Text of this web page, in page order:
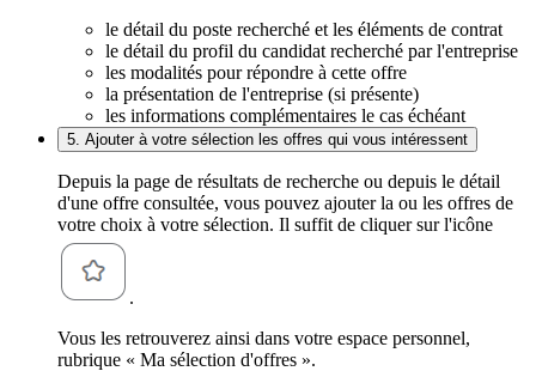
le détail du poste recherché et les éléments de contrat
le détail du profil du candidat recherché par l'entreprise
les modalités pour répondre à cette offre
la présentation de l'entreprise (si présente)
les informations complémentaires le cas échéant
5. Ajouter à votre sélection les offres qui vous intéressent
Depuis la page de résultats de recherche ou depuis le détail
d'une offre consultée, vous pouvez ajouter la ou les offres de
votre choix à votre sélection. Il suffit de cliquer sur l'icône
.
Vous les retrouverez ainsi dans votre espace personnel,
rubrique « Ma sélection d'offres ».